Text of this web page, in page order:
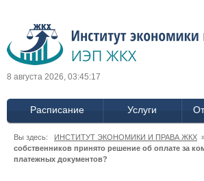
8 августа 2026, 03:45:17
Расписание Услуги
Вы здесь: ИНСТИТУТ ЭКОНОМИКИ И ПРАВА ЖКХ
собственников принято решение об оплате за
платежных документов?